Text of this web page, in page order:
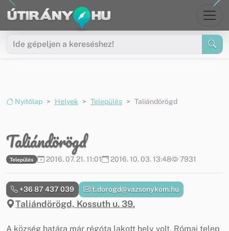
Ugrás a menüre
Ugrás a tartalomra
Nyitólap Helyek Település Taliándörögd
Taliándörögd
Település 2016. 07. 21. 11:01 2016. 10. 03. 13:48 7931
Taliándörögd, Kossuth u. 39.
+36 87 437 039 t.dorogd@vazsonykom.hu
A község határa már régóta lakott hely volt. Római telep